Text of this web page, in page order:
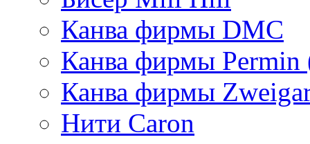
Канва фирмы DMC
Канва фирмы Permin
Канва фирмы
Нити Caron